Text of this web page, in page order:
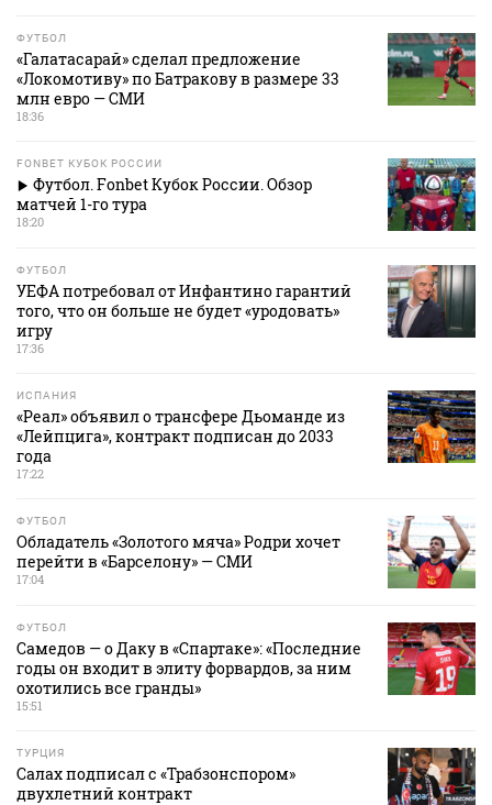
ФУТБОЛ
«Галатасарай» сделал предложение
«Локомотиву» по Батракову в размере 33
млн евро — СМИ
18:36
FONBET КУБОК РОССИИ
Футбол. Fonbet Кубок России. Обзор
матчей 1-го тура
18:20
ФУТБОЛ
УЕФА потребовал от Инфантино гарантий
того, что он больше не будет «уродовать»
игру
17:36
ИСПАНИЯ
«Реал» объявил о трансфере Дьоманде из
«Лейпцига», контракт подписан до 2033
года
17:22
ФУТБОЛ
Обладатель «Золотого мяча» Родри хочет
перейти в «Барселону» — СМИ
17:04
ФУТБОЛ
Самедов — о Даку в «Спартаке»: «Последние
годы он входит в элиту форвардов, за ним
охотились все гранды»
15:51
ТУРЦИЯ
Салах подписал с «Трабзонспором»
двухлетний контракт